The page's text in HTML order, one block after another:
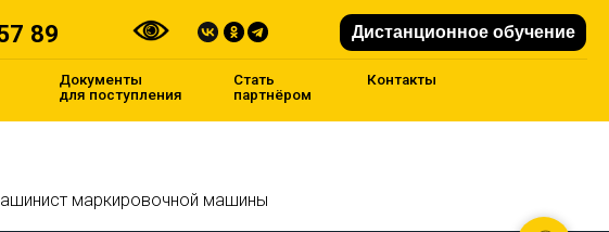
Дистанционное обучение
партнёром
маркировочной машины